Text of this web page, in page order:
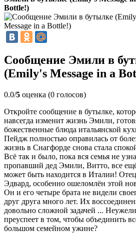
Bottle!)
Сообщение Эмили в
(Emily's Message in a
0.0/5 оценка (0 голосов)
Откройте сообщение в бутылке,
навсегда изменит жизнь Эмили,
божественные блюда итальянской
Пейдж полностью оправилась от
жизнь в Снагфорде снова стала
Всё так и было, пока вся семья не
пропавший дед Эмили, Витто, все
может быть находится в Италии!
Эдвард, особенно ошеломлён этой
Он и его четыре брата не видели
друг друга много лет. Их
довольно сложной задачей ...
преуспеет в том, чтобы объединить
большом семейном ужине?